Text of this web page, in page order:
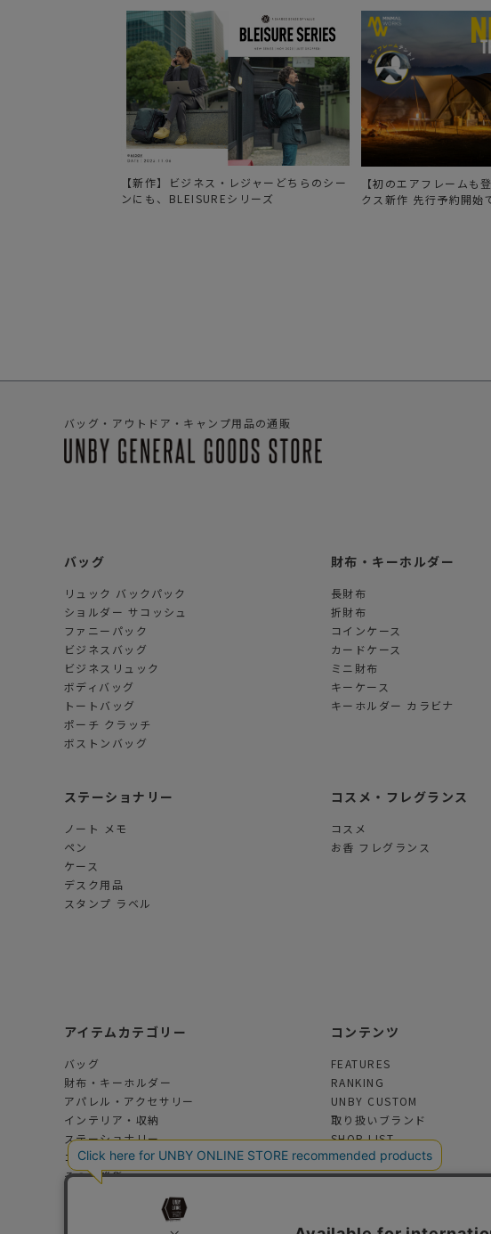
【新作】ビジネス・レジャーどちらのシー
ンにも、BLEISUREシリーズ
【初のエアフレームも
クス新作 先行予約開始
バッグ・アウトドア・キャンプ用品の通販
バッグ
リュック バックパック
ショルダー サコッシュ
ファニーパック
ビジネスバッグ
ビジネスリュック
ボディバッグ
トートバッグ
ポーチ クラッチ
ボストンバッグ
財布・キーホルダー
長財布
折財布
コインケース
カードケース
ミニ財布
キーケース
キーホルダー カラビナ
ステーショナリー
ノート メモ
ペン
ケース
デスク用品
スタンプ ラベル
コスメ・フレグランス
コスメ
お香 フレグランス
アイテムカテゴリー
バッグ
財布・キーホルダー
アパレル・アクセサリー
インテリア・収納
ステーショナリー
コスメ・フレグランス
その他雑貨
コンテンツ
FEATURES
RANKING
UNBY CUSTOM
取り扱いブランド
SHOP LIST